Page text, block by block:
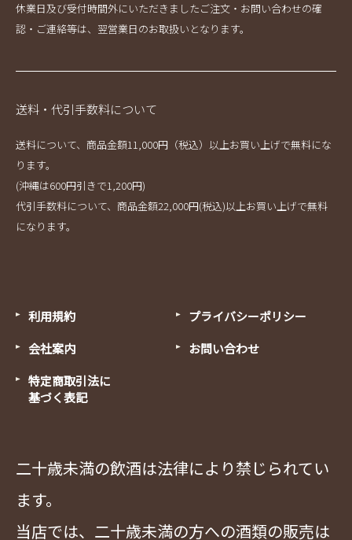
休業日及び受付時間外にいただきましたご注文・お問い合わせの確
認・ご連絡等は、翌営業日のお取扱いとなります。
送料・代引手数料について
送料について、商品金額11,000円（税込）以上お買い上げで無料にな
ります。
(沖縄は600円引きで1,200円)
代引手数料について、商品金額22,000円(税込)以上お買い上げで無料
になります。
利用規約
プライバシーポリシー
会社案内
お問い合わせ
特定商取引法に
基づく表記
二十歳未満の飲酒は法律により禁じられてい
ます。
当店では、二十歳未満の方への酒類の販売は